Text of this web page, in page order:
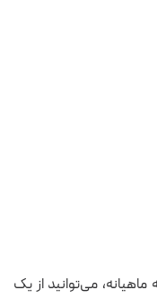
می‌توانید از یک